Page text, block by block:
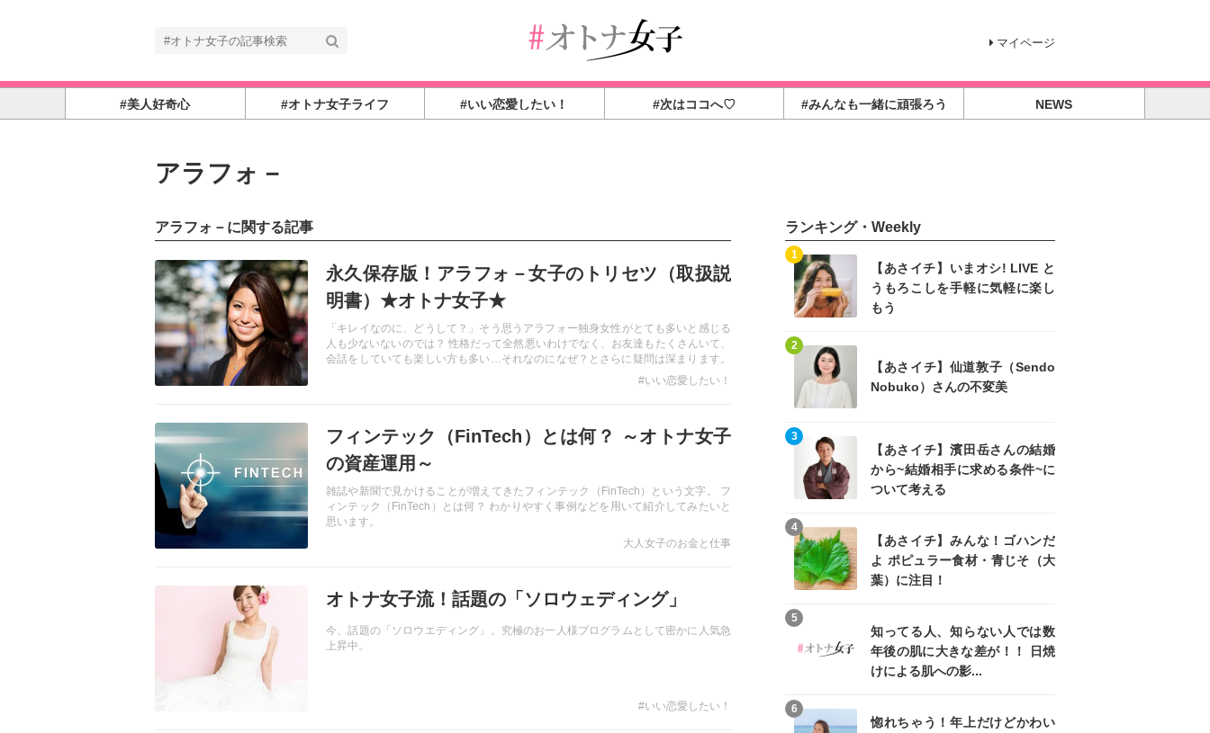
マイページ
#美人好奇心 #オトナ女子ライフ #いい恋愛したい！ #次はココへ♡ #みんなも一緒に頑張ろう NEWS
アラフォ－
アラフォ－に関する記事
永久保存版！アラフォ－女子のトリセツ（取扱説
明書）★オトナ女子★
「キレイなのに、どうして？」そう思うアラフォー独身女性がとても多いと感じる
人も少ないないのでは？ 性格だって全然悪いわけでなく、お友達もたくさんいて、
会話をしていても楽しい方も多い…それなのになぜ？とさらに疑問は深まります。
しかし、実はあるある！外見や表面上ではわからない、アラフォー独身女性の特徴
#いい恋愛したい！
フィンテック（FinTech）とは何？ ～オトナ女子
の資産運用～
雑誌や新聞で見かけることが増えてきたフィンテック（FinTech）という文字。 フ
ィンテック（FinTech）とは何？ わかりやすく事例などを用いて紹介してみたいと
思います。
大人女子のお金と仕事
オトナ女子流！話題の「ソロウェディング」
今、話題の「ソロウエディング」。究極のお一人様プログラムとして密かに人気急
上昇中。
#いい恋愛したい！
ランキング・Weekly
【あさイチ】いまオシ! LIVE と
うもろこしを手軽に気軽に楽し
もう
1
【あさイチ】仙道敦子（Sendo
Nobuko）さんの不変美
2
【あさイチ】濱田岳さんの結婚
から~結婚相手に求める条件~に
ついて考える
3
【あさイチ】みんな！ゴハンだ
よ ポピュラー食材・青じそ（大
葉）に注目！
4
知ってる人、知らない人では数
年後の肌に大きな差が！！ 日焼
けによる肌への影...
5
惚れちゃう！年上だけどかわい
6